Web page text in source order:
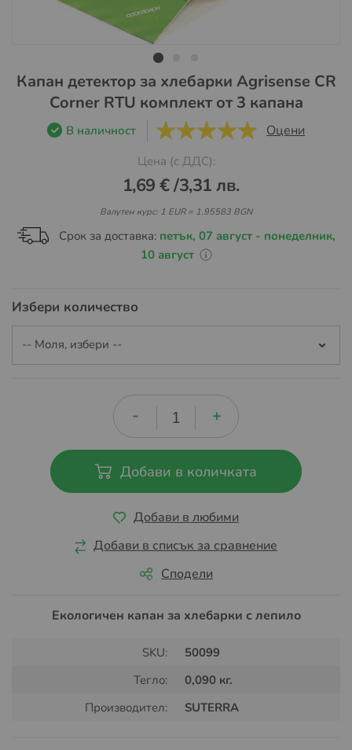
Преминете
началото
Капан детектор за хлебарки Agrisense CR
Corner RTU комплект от 3 капана
В наличност Оцени
Цена (с ДДС):
1,69 €/3,31 лв.
Валутен курс: 1 EUR = 1.95583 BGN
Срок за доставка: петък, 07 август - понеделник,
10 август
Избери количество
Добави в количката
Добави в любими
Добави в списък за сравнение
Сподели
Екологичен капан за хлебарки с лепило
SKU:
50099
Тегло:
0,090 кг.
Производител:
SUTERRA